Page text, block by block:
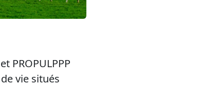
PROPULPPP
vie situés